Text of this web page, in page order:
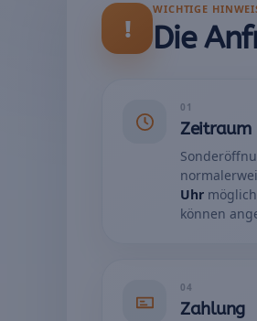
!
WICHTIGE
Die
01
Zeitraum
Uhr
können
04
Zahlung